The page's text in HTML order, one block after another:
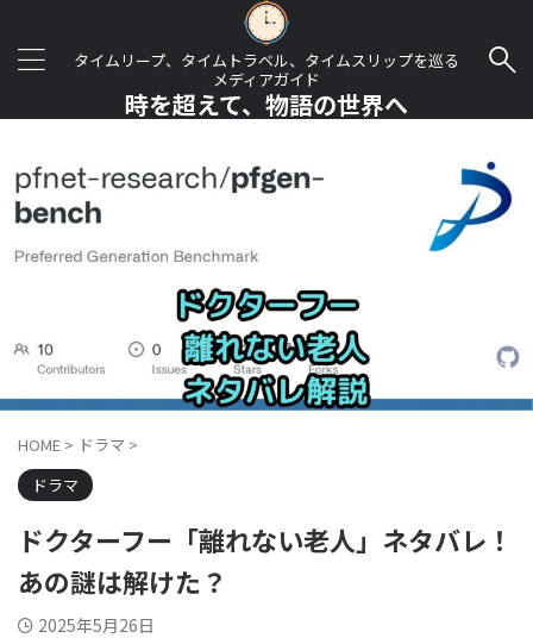
タイムリープ、タイムトラベル、タイムスリップを巡る
メディアガイド
時を超えて、物語の世界へ
HOME > ドラマ >
ドラマ
ドクターフー「離れない老人」ネタバレ！
あの謎は解けた？
2025年5月26日